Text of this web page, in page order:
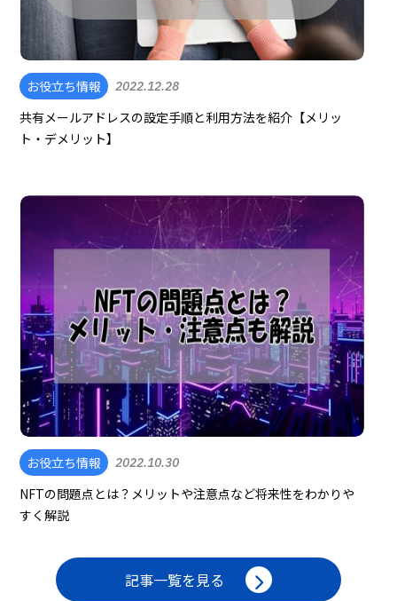
お役立ち情報 2022.12.28
共有メールアドレスの設定手順と利用方法を紹介【メリッ
ト・デメリット】
お役立ち情報 2022.10.30
NFTの問題点とは？メリットや注意点など将来性をわかりや
すく解説
記事一覧を見る